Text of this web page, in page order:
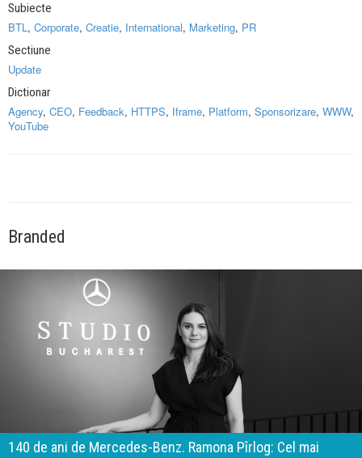
Subiecte
BTL, Corporate, Creatie, International, Marketing, PR
Sectiune
Update
Dictionar
Agency, CEO, Feedback, HTTPS, Iframe, Platform, Sponsorizare, WWW,
YouTube
Branded
140 de ani de Mercedes-Benz. Ramona Pîrlog: Cel mai